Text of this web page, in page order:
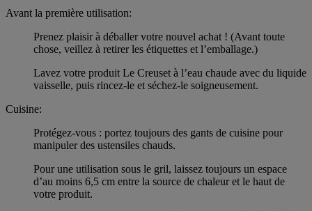
Avant la première utilisation:
Prenez plaisir à déballer votre nouvel achat ! (Avant toute
chose, veillez à retirer les étiquettes et l’emballage.)
Lavez votre produit Le Creuset à l’eau chaude avec du liquide
vaisselle, puis rincez-le et séchez-le soigneusement.
Cuisine:
Protégez-vous : portez toujours des gants de cuisine pour
manipuler des ustensiles chauds.
Pour une utilisation sous le gril, laissez toujours un espace
d’au moins 6,5 cm entre la source de chaleur et le haut de
votre produit.